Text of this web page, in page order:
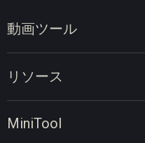
動画ツール
ビデオコンバーター
リソース
MiniTool